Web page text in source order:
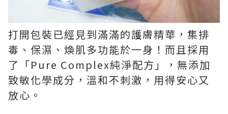
打開包裝已經見到滿滿的護膚精華，集排
毒、保濕、煥肌多功能於一身！而且採用
了「Pure Complex純淨配方」，無添加
致敏化學成分，溫和不刺激，用得安心又
放心。